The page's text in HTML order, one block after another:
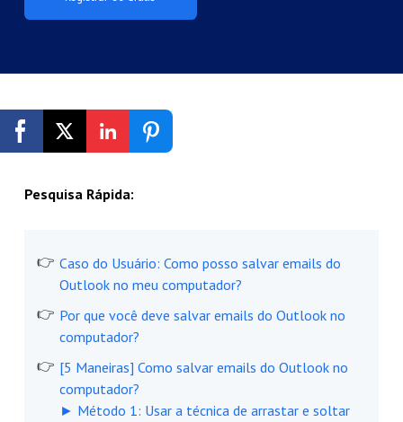
Registrar-se Grátis
Pesquisa Rápida:
Caso do Usuário: Como posso salvar emails do
Outlook no meu computador?
Por que você deve salvar emails do Outlook no
computador?
[5 Maneiras] Como salvar emails do Outlook no
computador?
► Método 1: Usar a técnica de arrastar e soltar